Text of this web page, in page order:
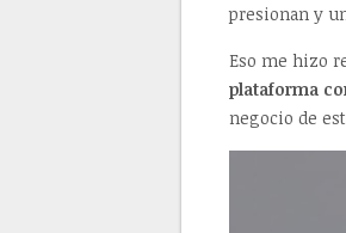
presionan y
Eso me hizo
plataforma
negocio de